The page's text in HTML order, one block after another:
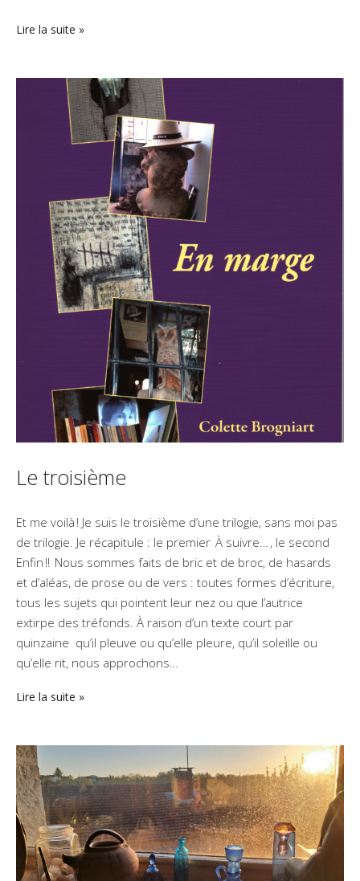
Lire la suite
Le troisième
Et me voilà ! Je suis le troisième d’une trilogie, sans moi pas
de trilogie. Je récapitule : le premier À suivre… , le second
Enfin !! Nous sommes faits de bric et de broc, de hasards
et d’aléas, de prose ou de vers : toutes formes d’écriture,
tous les sujets qui pointent leur nez ou que l’autrice
extirpe des tréfonds. À raison d’un texte court par
quinzaine qu’il pleuve ou qu’elle pleure, qu’il soleille ou
qu’elle rit, nous approchons…
Lire la suite